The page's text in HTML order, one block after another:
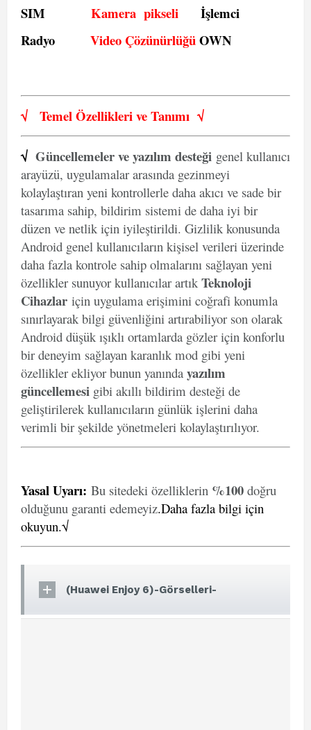
SIM Kamera pikseli
İşlemci
Radyo
Video ÇözünürlüğüOWN
√ Temel Özellikleri veTanımı √
√ Güncellemeler ve yazılım desteği genel kullanıcı
arayüzü, uygulamalar arasında gezinmeyi
kolaylaştıran yeni kontrollerle daha akıcı ve sade bir
tasarıma sahip, bildirim sistemi de daha iyi bir
düzen ve netlik için iyileştirildi. Gizlilik konusunda
Android genel kullanıcıların kişisel verileri üzerinde
daha fazla kontrole sahip olmalarını sağlayan yeni
özellikler sunuyor kullanıcılar artıkTeknoloji
Cihazlar için uygulama erişimini coğrafi konumla
sınırlayarak bilgi güvenliğini artırabiliyor son olarak
Android düşük ışıklı ortamlarda gözler için konforlu
bir deneyim sağlayan karanlık mod gibi yeni
özellikler ekliyor bunun yanında yazılım
güncellemesi gibi akıllı bildirim desteği de
geliştirilerek kullanıcıların günlük işlerini daha
verimli bir şekilde yönetmeleri kolaylaştırılıyor.
Yasal Uyarı: Bu sitedeki özelliklerin %100 doğru
olduğunu garanti edemeyiz.Daha fazla bilgi için
okuyun.√
(Huawei Enjoy 6)-Görselleri-